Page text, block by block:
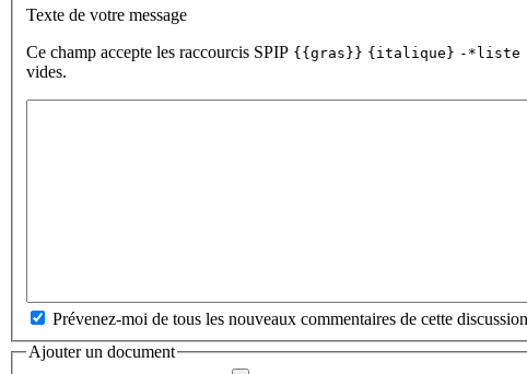
Texte de votre message
Ce champ accepte les raccourcis SPIP {{gras}} {italique} -*liste
vides.
Prévenez-moi de tous les nouveaux commentaires de cette
Ajouter un document